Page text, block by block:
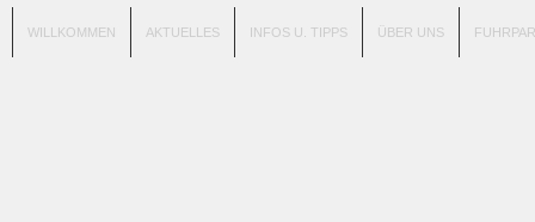
WILLKOMMEN AKTUELLES INFOS U. TIPPS ÜBER UNS